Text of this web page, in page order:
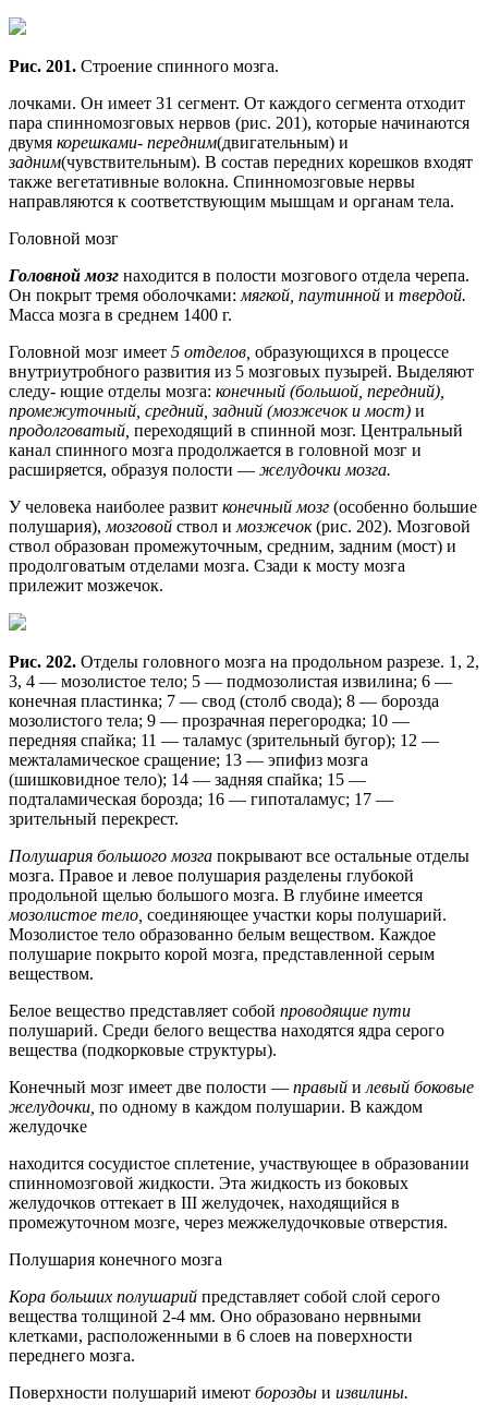
Рис. 201. Строение спинного мозга.
лочками. Он имеет 31 сегмент. От каждого сегмента отходит
пара спинномозговых нервов (рис. 201), которые начинаются
двумя корешками- передним(двигательным) и
задним(чувствительным). В состав передних корешков входят
также вегетативные волокна. Спинномозговые нервы
направляются к соответствующим мышцам и органам тела.
Головной мозг
Головной мозг находится в полости мозгового отдела черепа.
Он покрыт тремя оболочками: мягкой, паутинной и твердой.
Масса мозга в среднем 1400 г.
Головной мозг имеет 5 отделов, образующихся в процессе
внутриутробного развития из 5 мозговых пузырей. Выделяют
следу- ющие отделы мозга: конечный (большой, передний),
промежуточный, средний, задний (мозжечок и мост) и
продолговатый, переходящий в спинной мозг. Центральный
канал спинного мозга продолжается в головной мозг и
расширяется, образуя полости — желудочки мозга.
У человека наиболее развит конечный мозг (особенно большие
полушария), мозговой ствол и мозжечок(рис. 202). Мозговой
ствол образован промежуточным, средним, задним (мост) и
продолговатым отделами мозга. Сзади к мосту мозга
прилежит мозжечок.
Рис. 202. Отделы головного мозга на продольном разрезе. 1, 2,
3, 4 — мозолистое тело; 5 — подмозолистая извилина; 6 —
конечная пластинка; 7 — свод (столб свода); 8 — борозда
мозолистого тела; 9 — прозрачная перегородка; 10 —
передняя спайка; 11 — таламус (зрительный бугор); 12 —
межталамическое сращение; 13 — эпифиз мозга
(шишковидное тело); 14 — задняя спайка; 15 —
подталамическая борозда; 16 — гипоталамус; 17 —
зрительный перекрест.
Полушария большого мозга покрывают все остальные отделы
мозга. Правое и левое полушария разделены глубокой
продольной щелью большого мозга. В глубине имеется
мозолистое тело, соединяющее участки коры полушарий.
Мозолистое тело образованно белым веществом. Каждое
полушарие покрыто корой мозга, представленной серым
веществом.
Белое вещество представляет собой проводящие пути
полушарий. Среди белого вещества находятся ядра серого
вещества (подкорковые структуры).
Конечный мозг имеет две полости — правый и левый боковые
желудочки, по одному в каждом полушарии. В каждом
желудочке
находится сосудистое сплетение, участвующее в образовании
спинномозговой жидкости. Эта жидкость из боковых
желудочков оттекает в III желудочек, находящийся в
промежуточном мозге, через межжелудочковые отверстия.
Полушария конечного мозга
Кора больших полушарий представляет собой слой серого
вещества толщиной 2-4 мм. Оно образовано нервными
клетками, расположенными в 6 слоев на поверхности
переднего мозга.
Поверхности полушарий имеют борозды и извилины.